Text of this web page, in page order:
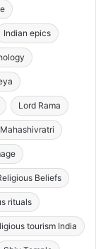
Indian epics
Lord Rama
Mahashivratri
Beliefs
rituals
tourism India